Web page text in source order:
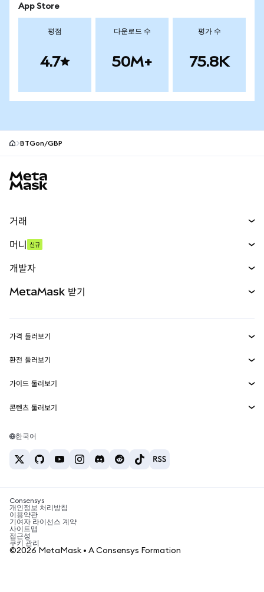
App Store
평점
4.7
다운로드 수
50M+
평가 수
75.8K
BTGon/GBP
거래
무기한 선물
실물자산
머니 신규
개발자
MetaMask Connect
Snaps
웹3 서비스
MetaMask 받기
보안
고객 지원
채용
가격 둘러보기
이더리움 가격
솔라나 가격
테더 가격
환전 둘러보기
ETH를 USD로 환전
USDT를 INR로 환전
BTC를 INR로 환전
ETH를 USDT로 환전
가이드 둘러보기
ETH 매수
USDT 매수
SHIB 매수
BNB 매수
콘텐츠 둘러보기
솔라나 지갑
암호화폐 세금 뉴스
암호화폐 매수 방법
비트코인 매도 방법
한국어
Consensys
개인정보 처리방침
이용약관
기여자 라이선스 계약
사이트맵
접근성
쿠키 관리
©2026 MetaMask • A Consensys Formation